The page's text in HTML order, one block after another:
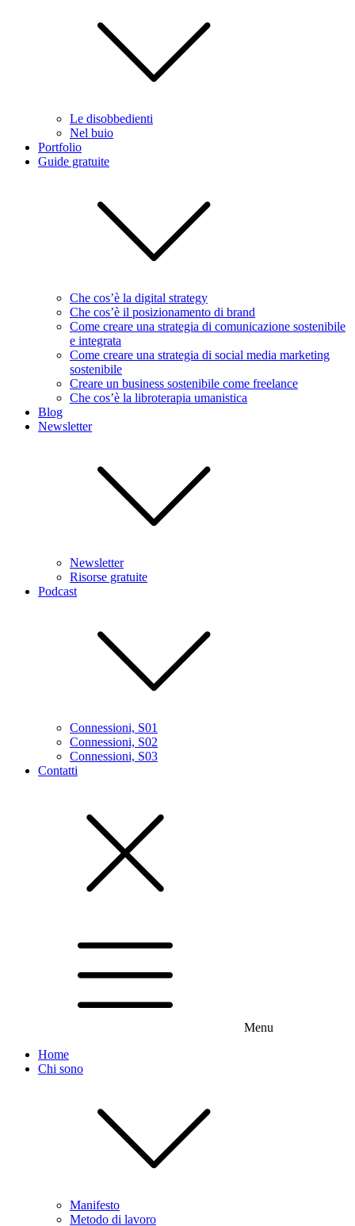
Le disobbedienti
Nel buio
Portfolio
Guide gratuite
Che cos’è la digital strategy
Che cos’è il posizionamento di brand
Come creare una strategia di comunicazione sostenibile
e integrata
Come creare una strategia di social media marketing
sostenibile
Creare un business sostenibile come freelance
Che cos’è la libroterapia umanistica
Blog
Newsletter
Newsletter
Risorse gratuite
Podcast
Connessioni, S01
Connessioni, S02
Connessioni, S03
Contatti
Menu
Home
Chi sono
Manifesto
Metodo di lavoro